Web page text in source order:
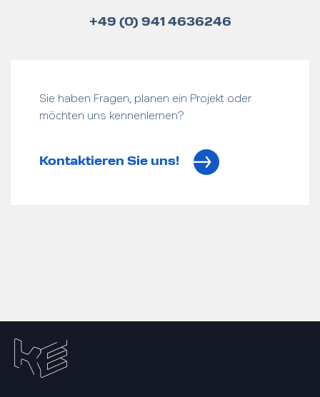
+49 (0) 941 4636246
Sie haben Fragen, planen ein Projekt oder
möchten uns kennenlernen?
Kontaktieren Sie uns!